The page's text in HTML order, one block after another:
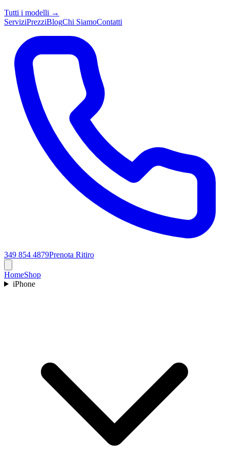
Tutti i modelli →
ServiziPrezziBlogChi SiamoContatti
349 854 4879Prenota Ritiro
HomeShop
iPhone